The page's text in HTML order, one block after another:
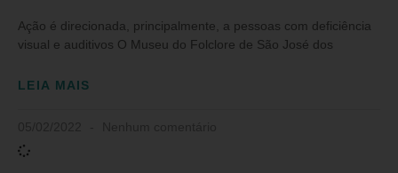
Ação é direcionada, principalmente, a pessoas com deficiência
visual e auditivos O Museu do Folclore de São José dos
LEIA MAIS